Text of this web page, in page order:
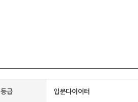
등급 입문다이어터